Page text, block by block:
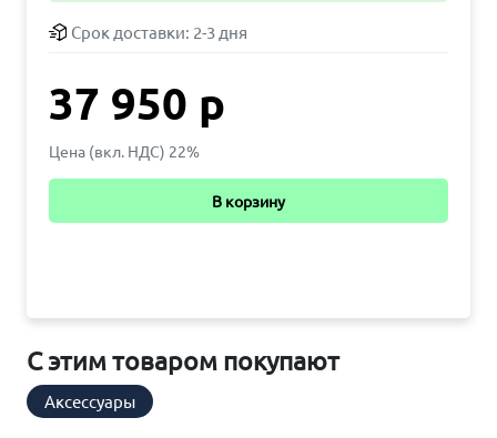
Срок доставки: 2-3 дня
37 950 р
Цена (вкл. НДС) 22%
В корзину
С этим товаром покупают
Аксессуары